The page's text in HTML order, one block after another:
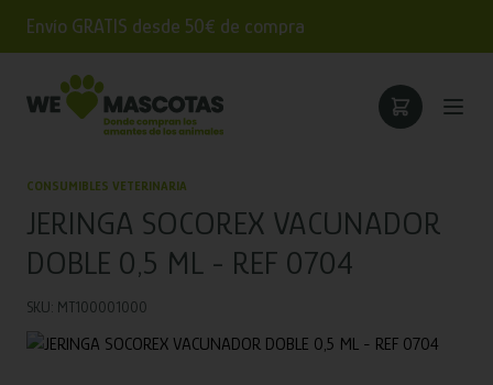
Envío GRATIS desde 50€ de compra
CONSUMIBLES VETERINARIA
JERINGA SOCOREX VACUNADOR
DOBLE 0,5 ML - REF 0704
SKU: MT100001000